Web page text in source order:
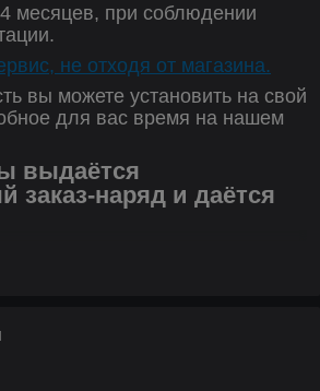
месяцев, при соблюдении
не отходя от магазина.
вы можете установить на свой
для вас время на нашем
выдаётся
заказ-наряд и даётся